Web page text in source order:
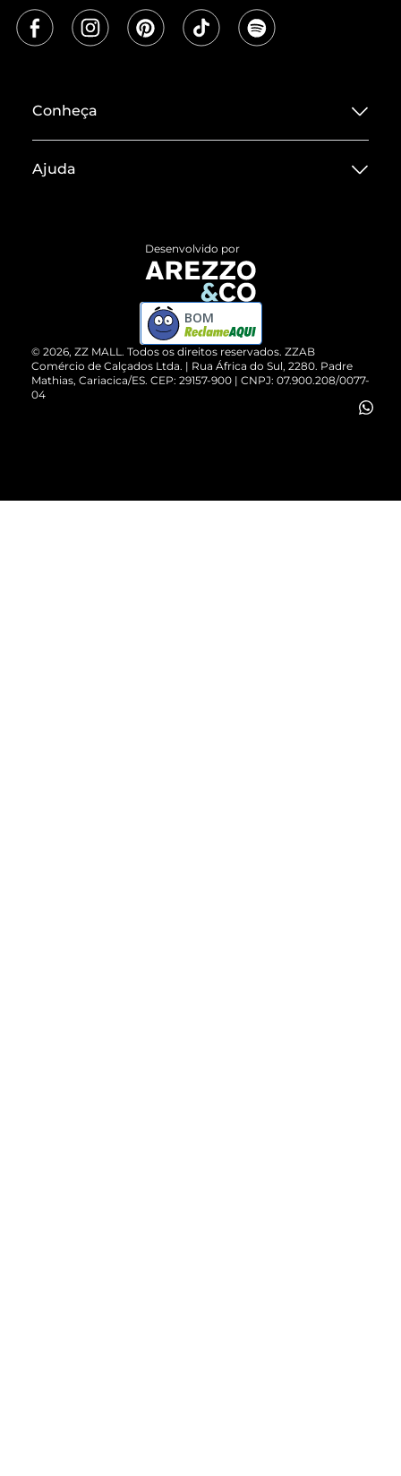
Conheça
Termos de Uso
ZZ MALL é confiável
Cartão Presente
Vendas Corporativas
Ajuda
Devolução do Produto
Compre pelo WhatsApp
© 2026, ZZ MALL. Todos os direitos reservados. ZZAB
Comércio de Calçados Ltda. | Rua África do Sul, 2280. Padre
Mathias, Cariacica/ES. CEP: 29157-900 | CNPJ: 07.900.208/0077-
04
Desenvolvido por
BOM